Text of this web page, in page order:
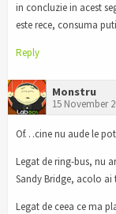
in concluzie in acest
este rece, consuma
Reply
Monstru
15 November
Of…cine nu aude le
Legat de ring-bus, nu
Sandy Bridge, acolo ai
Legat de ceea ce ma